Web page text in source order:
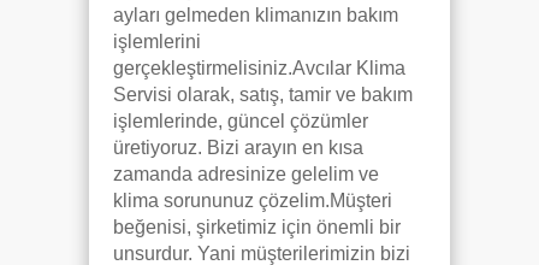
ayları gelmeden klimanızın bakım
işlemlerini
gerçekleştirmelisiniz.Avcılar Klima
Servisi olarak, satış, tamir ve bakım
işlemlerinde, güncel çözümler
üretiyoruz. Bizi arayın en kısa
zamanda adresinize gelelim ve
klima sorununuz çözelim.Müşteri
beğenisi, şirketimiz için önemli bir
unsurdur. Yani müşterilerimizin bizi